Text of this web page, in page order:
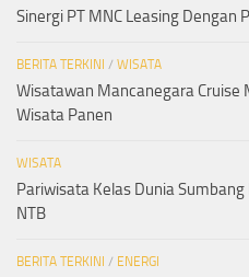
Sinergi PT MNC Leasing Dengan
BERITA TERKINI / WISATA
Wisatawan Mancanegara Cruise
Wisata Panen
WISATA
Pariwisata Kelas Dunia
NTB
BERITA TERKINI / ENERGI